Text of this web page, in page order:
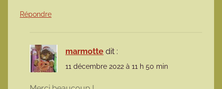
Répondre
marmotte dit :
11 décembre 2022 à 11 h 50 min